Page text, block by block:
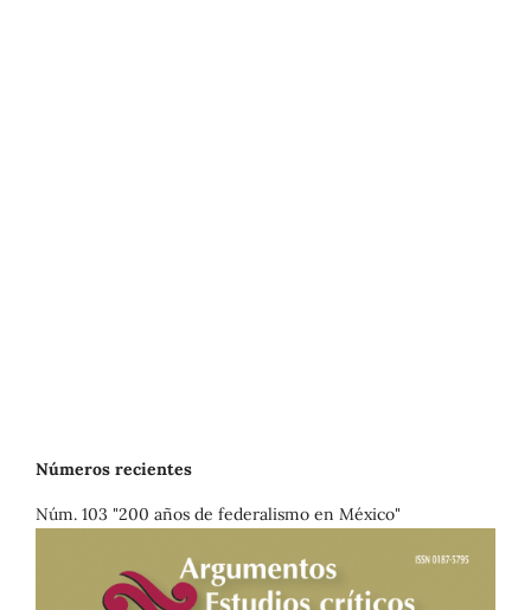
Números recientes
Núm. 103 "200 años de federalismo en México"